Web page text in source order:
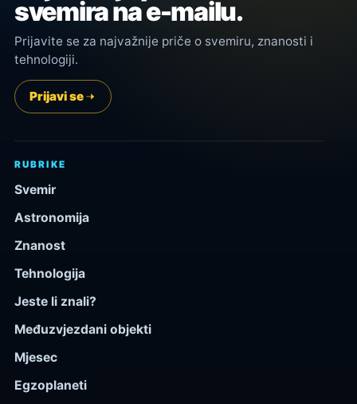
svemira na e-mailu.
Prijavite se za najvažnije priče o svemiru, znanosti i
tehnologiji.
Prijavi se
RUBRIKE
Svemir
Astronomija
Znanost
Tehnologija
Jeste li znali?
Međuzvjezdani objekti
Mjesec
Egzoplaneti